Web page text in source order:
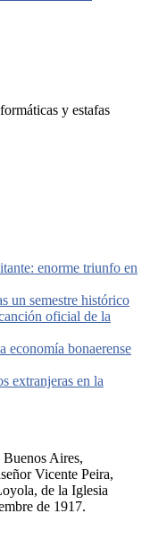
y estafas
enorme triunfo en
un semestre histórico
oficial de la
economía bonaerense
extranjeras en la
Aires,
Vicente Peira,
de la Iglesia
de 1917.